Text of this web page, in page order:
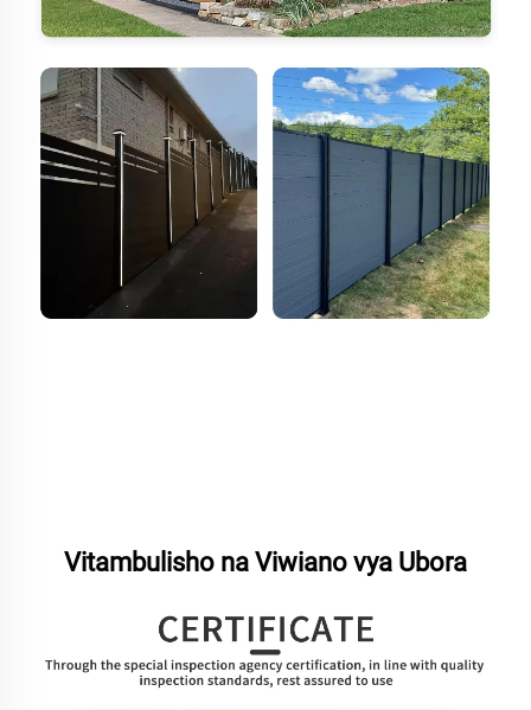
Vitambulisho na Viwiano vya Ubora